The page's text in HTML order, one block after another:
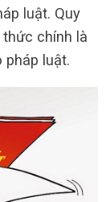
luật. Quy
chính là
luật.